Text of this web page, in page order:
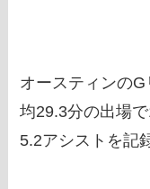
オースティンの
均29.3分の出場
5.2アシストを記